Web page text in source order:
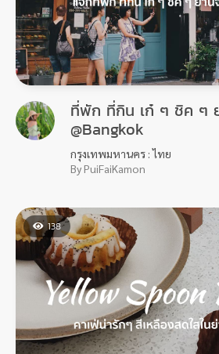
ที่พัก ที่กิน เก๋ ๆ ชิค ๆ
@Bangkok
กรุงเทพมหานคร : ไทย
By PuiFaiKamon
138